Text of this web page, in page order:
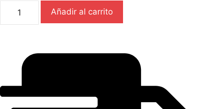
Añadir al carrito